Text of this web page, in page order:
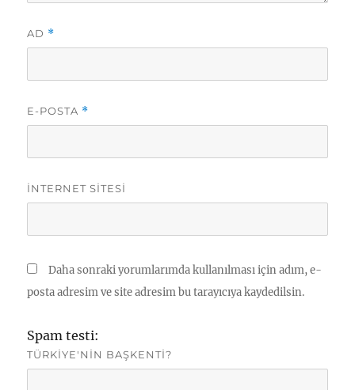
AD *
E-POSTA *
İNTERNET SITESI
Daha sonraki yorumlarımda kullanılması için adım, e-
posta adresim ve site adresim bu tarayıcıya kaydedilsin.
Spam testi:
TÜRKIYE'NIN BAŞKENTI?